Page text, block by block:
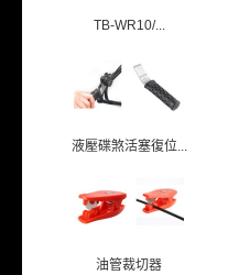
TB-WR10/...
液壓碟煞活塞復位...
油管裁切器